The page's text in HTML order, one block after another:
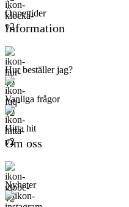
Öppettider
Information
Hur beställer jag?
Vanliga frågor
Hitta hit
Om oss
Nyheter